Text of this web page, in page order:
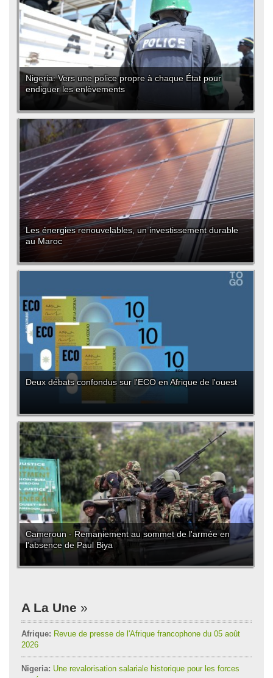
Nigeria: Vers une police propre à chaque État pour
endiguer les enlèvements
Les énergies renouvelables, un investissement durable
au Maroc
Deux débats confondus sur l'ECO en Afrique de l'ouest
Cameroun - Remaniement au sommet de l'armée en
l'absence de Paul Biya
A La Une
Afrique: Revue de presse de l'Afrique francophone du 05 août
2026
Nigeria: Une revalorisation salariale historique pour les forces